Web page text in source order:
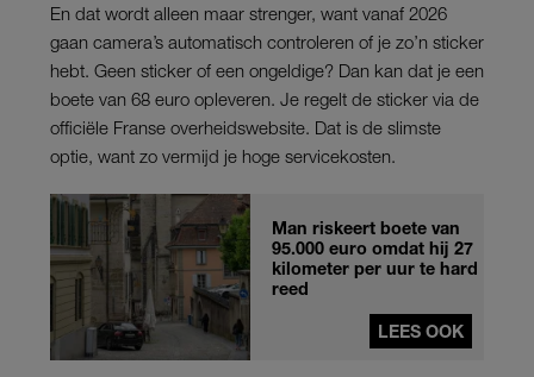
En dat wordt alleen maar strenger, want vanaf 2026
gaan camera’s automatisch controleren of je zo’n sticker
hebt. Geen sticker of een ongeldige? Dan kan dat je een
boete van 68 euro opleveren. Je regelt de sticker via de
officiële Franse overheidswebsite. Dat is de slimste
optie, want zo vermijd je hoge servicekosten.
Man riskeert boete van
95.000 euro omdat hij 27
kilometer per uur te hard
reed
LEES OOK